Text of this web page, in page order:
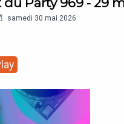
samedi 30 mai 2026